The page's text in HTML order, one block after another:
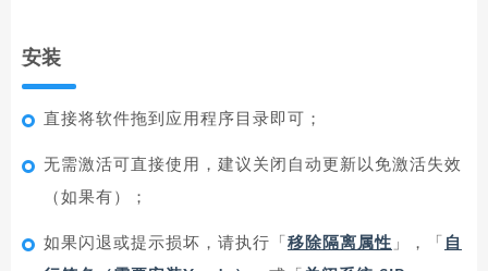
安装
直接将软件拖到应用程序目录即可；
无需激活可直接使用，建议关闭自动更新以免激活失效
（如果有）；
如果闪退或提示损坏，请执行「 移除隔离属性 」，「 自